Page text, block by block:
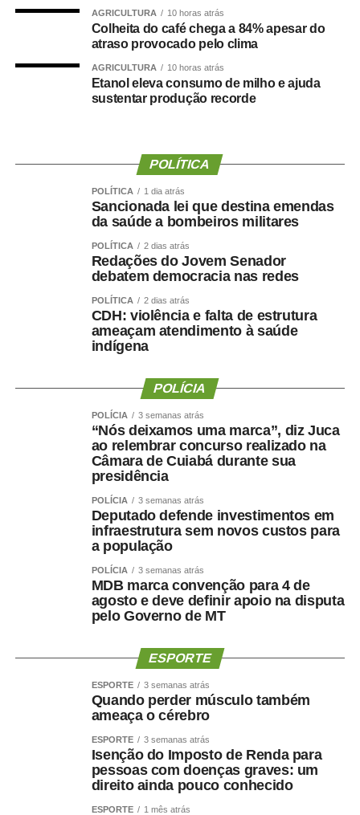
confiança depositada no Instituto Selecon e destacou a
forma como o processo foi conduzido.
“Eu, em nome do Selecon, também agradeço ao
deputado porque, de fato, fizemos um concurso histórico,
mas, acima de tudo, com muita transparência”, declarou o
presidente da instituição.
Ao final do encontro, Juca reforçou a importância da
valorização do serviço público por meio de concursos
realizados com responsabilidade, transparência e
igualdade de oportunidades para todos os candidatos.
COMENTE ABAIXO:
WhatsApp
Facebook
Twitter
Messenger
LinkedIn
AGRICULTURA 10 horas atrás
Colheita do café chega a 84% apesar do
atraso provocado pelo clima
AGRICULTURA 10 horas atrás
Etanol eleva consumo de milho e ajuda
sustentar produção recorde
POLÍTICA
POLÍTICA 1 dia atrás
Sancionada lei que destina emendas
da saúde a bombeiros militares
POLÍTICA 2 dias atrás
Redações do Jovem Senador
debatem democracia nas redes
POLÍTICA 2 dias atrás
CDH: violência e falta de estrutura
ameaçam atendimento à saúde
indígena
POLÍCIA
POLÍCIA 3 semanas atrás
“Nós deixamos uma marca”, diz Juca
ao relembrar concurso realizado na
Câmara de Cuiabá durante sua
presidência
POLÍCIA 3 semanas atrás
Deputado defende investimentos em
infraestrutura sem novos custos para
a população
POLÍCIA 3 semanas atrás
MDB marca convenção para 4 de
agosto e deve definir apoio na disputa
pelo Governo de MT
ESPORTE
ESPORTE 3 semanas atrás
Quando perder músculo também
ameaça o cérebro
ESPORTE 3 semanas atrás
Isenção do Imposto de Renda para
pessoas com doenças graves: um
direito ainda pouco conhecido
ESPORTE 1 mês atrás